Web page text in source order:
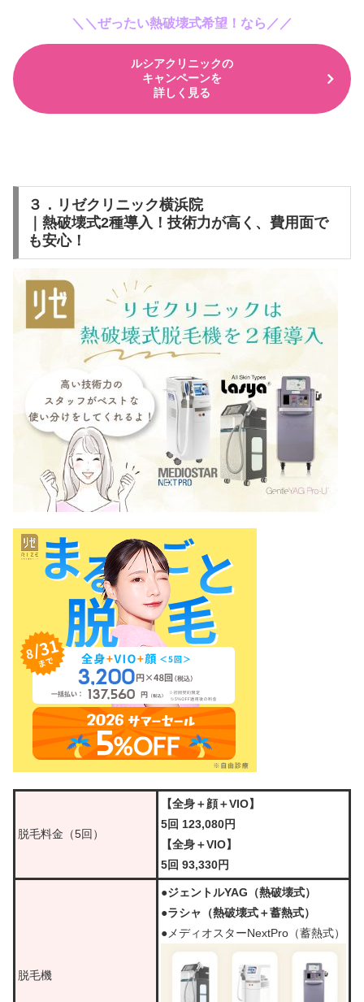
＼＼ぜったい熱破壊式希望！なら ／／
ルシアクリニックの
キャンペーンを
詳しく見る
３．リゼクリニック横浜院
｜熱破壊式2種導入！技術力が高く、費用面で
も安心！
脱毛料金（5回）
【全身＋顔＋VIO】
5回 123,080円
【全身＋VIO】
5回 93,330円
脱毛機
●ジェントルYAG（熱破壊式）
●ラシャ（熱破壊式＋蓄熱式）
●メディオスターNextPro（蓄熱式）